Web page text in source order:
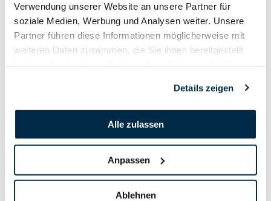
Verwendung unserer Website an unsere Partner für
soziale Medien, Werbung und Analysen weiter. Unsere
Partner führen diese Informationen möglicherweise mit
weiteren Daten zusammen, die Sie ihnen bereitgestellt
Details zeigen
Alle zulassen
Anpassen
Ablehnen